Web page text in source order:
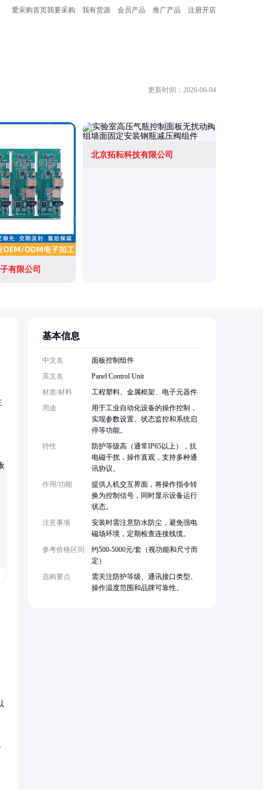
爱采购首页我要采购 我有货源 会员产品 推广产品 注册开店
更新时间：2026-06-04
有限公司
北京拓耘科技有限公司
基本信息
中文名
面板控制组件
英文名
Panel Control Unit
材质/材料
工程塑料、金属框架、电子元器件
用途
用于工业自动化设备的操作控制，
实现参数设置、状态监控和系统启
停等功能。
特性
防护等级高（通常IP65以上），抗
电磁干扰，操作直观，支持多种通
讯协议。
作用/功能
提供人机交互界面，将操作指令转
换为控制信号，同时显示设备运行
状态。
注意事项
安装时需注意防水防尘，避免强电
磁场环境，定期检查连接线缆。
参考价格区间
约500-5000元/套（视功能和尺寸而
定）
选购要点
需关注防护等级、通讯接口类型、
操作温度范围和品牌可靠性。